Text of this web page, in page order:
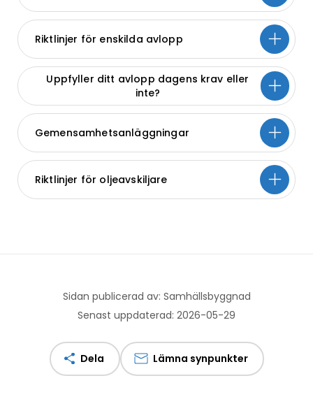
Riktlinjer för enskilda avlopp
Uppfyller ditt avlopp dagens krav eller
inte?
Gemensamhetsanläggningar
Riktlinjer för oljeavskiljare
Sidan publicerad av: Samhällsbyggnad
Senast uppdaterad: 2026-05-29
Dela Lämna synpunkter